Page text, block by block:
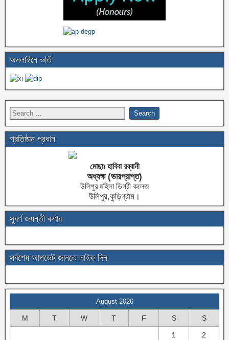
অনলাইনে ভর্তি
প্রতিষ্ঠান প্রধান
মোছাঃ হাবিবা রব্বানী
অধ্যক্ষ (ভারপ্রাপ্ত)
উলিপুর মহিলা ডিগ্রী কলেজ
উলিপুর,কুড়িগ্রাম।
সুবর্ণ জয়ন্তী কর্ণার
সর্বশেষ আপডেট জানতে লাইক দিন
August 2026
M T W T F S S
1 2